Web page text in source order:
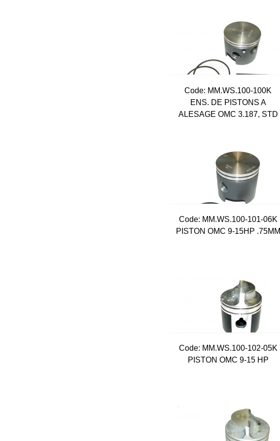
Code: MM.WS.100-100K
ENS. DE PISTONS A
ALESAGE OMC 3.187, STD
Code: MM.WS.100-101-06K
PISTON OMC 9-15HP .75MM
Code: MM.WS.100-102-05K
PISTON OMC 9-15 HP